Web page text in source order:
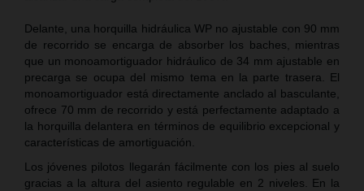
Delante, una horquilla hidráulica WP no ajustable con 90 mm
de recorrido se encarga de absorber los baches, mientras
que un monoamortiguador hidráulico de 34 mm ajustable en
precarga se ocupa del mismo tema en la parte trasera. El
monoamortiguador está directamente anclado al basculante,
ofrece 70 mm de recorrido y está perfectamente adaptado a
la horquilla delantera en términos de equilibrio excepcional y
características de amortiguación.
Los jóvenes pilotos llegarán fácilmente con los pies al suelo
gracias a la altura del asiento regulable en 2 niveles. En la